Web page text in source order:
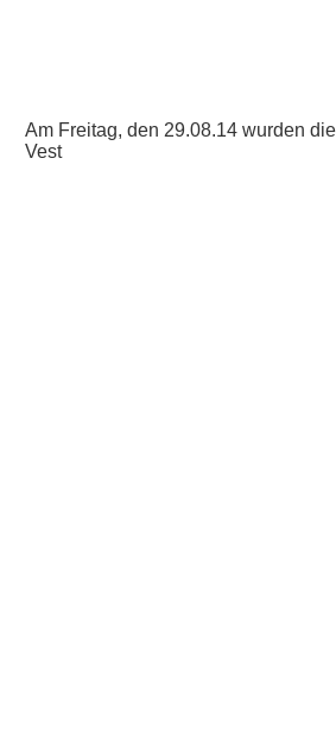
Am Freitag, den 29.08.14 wurden
Vest